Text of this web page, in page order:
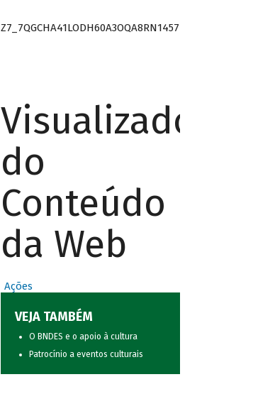
Z7_7QGCHA41LODH60A3OQA8RN1457
Visualizador
do
Conteúdo
da Web
Ações
VEJA TAMBÉM
O BNDES e o apoio à cultura
Patrocínio a eventos culturais